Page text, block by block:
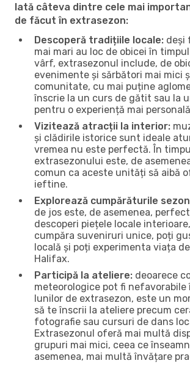
Iată câteva dintre cele mai
de făcut în extrasezon:
Descoperă tradițiile locale: deși
mai mari au loc de obicei în
vârf, extrasezonul include, de
evenimente și sărbători mai mici
comunitate, cu mai puține
înscrie la un curs de gătit sau la
pentru o experiență mai
Vizitează atracții la interior:
și clădirile istorice sunt ideale
vremea nu este perfectă. În
extrasezonului este, de
comun ca aceste unități să aibă
ieftine.
Explorează cumpărăturile
de jos este, de asemenea,
descoperi piețele locale
cumpăra suveniruri unice, poți
locală și poți experimenta viața
Halifax.
Participă la ateliere: deoarece
meteorologice pot fi nefavorabile
lunilor de extrasezon, este un
să te înscrii la ateliere precum
fotografie sau cursuri de dans
Extrasezonul oferă mai multă
grupuri mai mici, ceea ce
asemenea, mai multă învățare